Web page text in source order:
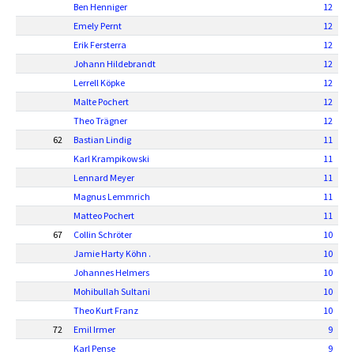
Ben Henniger
12
Emely Pernt
12
Erik Fersterra
12
Johann Hildebrandt
12
Lerrell Köpke
12
Malte Pochert
12
Theo Trägner
12
62
Bastian Lindig
11
Karl Krampikowski
11
Lennard Meyer
11
Magnus Lemmrich
11
Matteo Pochert
11
67
Collin Schröter
10
Jamie Harty Köhn .
10
Johannes Helmers
10
Mohibullah Sultani
10
Theo Kurt Franz
10
72
Emil Irmer
9
Karl Pense
9